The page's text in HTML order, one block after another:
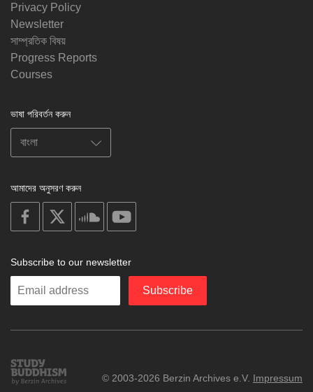
Privacy Policy
Newsletter
সাম্প্রতিক বিষয়
Progress Reports
Courses
ভাষা পরিবর্তন করুন
আমাদের অনুসরণ করুন
on
facebook
soundcloud
Subscribe to our newsletter
Enter
Subscribe
Study
Buddhism
© 2003-2026 Berzin Archives e.V. Impressum